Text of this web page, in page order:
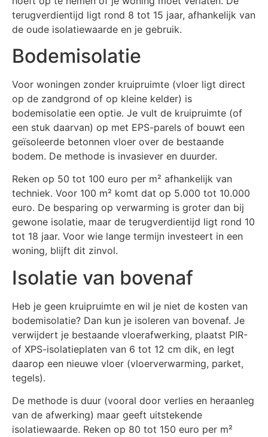
terugverdientijd ligt rond 8 tot 15 jaar, afhankelijk van
de oude isolatiewaarde en je gebruik.
Bodemisolatie
Voor woningen zonder kruipruimte (vloer ligt direct
op de zandgrond of op kleine kelder) is
bodemisolatie een optie. Je vult de kruipruimte (of
een stuk daarvan) op met EPS-parels of bouwt een
geïsoleerde betonnen vloer over de bestaande
bodem. De methode is invasiever en duurder.
Reken op 50 tot 100 euro per m² afhankelijk van
techniek. Voor 100 m² komt dat op 5.000 tot 10.000
euro. De besparing op verwarming is groter dan bij
gewone isolatie, maar de terugverdientijd ligt rond 10
tot 18 jaar. Voor wie lange termijn investeert in een
woning, blijft dit zinvol.
Isolatie van bovenaf
Heb je geen kruipruimte en wil je niet de kosten van
bodemisolatie? Dan kun je isoleren van bovenaf. Je
verwijdert je bestaande vloerafwerking, plaatst PIR-
of XPS-isolatieplaten van 6 tot 12 cm dik, en legt
daarop een nieuwe vloer (vloerverwarming, parket,
tegels).
De methode is duur (vooral door verlies en heraanleg
van de afwerking) maar geeft uitstekende
isolatiewaarde. Reken op 80 tot 150 euro per m²